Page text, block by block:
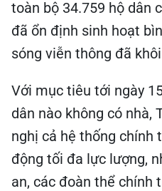
toàn bộ 34.759 hộ dân
đã ổn định sinh hoạt
sóng viễn thông đã
Với mục tiêu tới ngày
dân nào không có nhà,
nghị cả hệ thống chính
động tối đa lực lượng,
an, các đoàn thể chính